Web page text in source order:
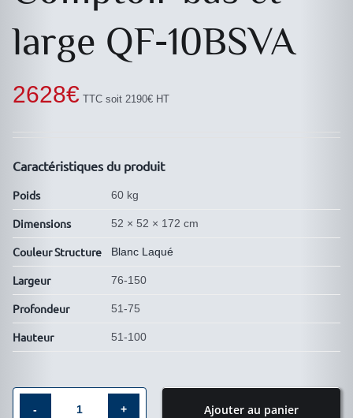
large QF-10BSVA
2628€ TTC soit 2190€ HT
Caractéristiques du produit
Poids 60 kg
Dimensions 52 × 52 × 172 cm
Couleur Structure Blanc Laqué
Largeur 76-150
Profondeur 51-75
Hauteur 51-100
Ajouter au panier